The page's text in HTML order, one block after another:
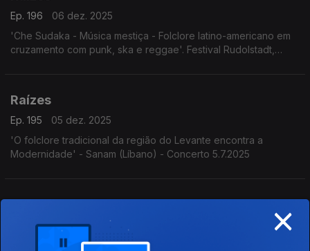
Ep. 196
06 dez. 2025
'Che Sudaka - Música mestiça - Folclore latino-americano em
cruzamento com punk, ska e reggae'. Festival Rudolstadt,
Raízes
Ep. 195
05 dez. 2025
'O folclore tradicional da região do Levante encontra a
Modernidade' - Sanam (Líbano) - Concerto 5.7.2025
Ep. 194
04 dez. 2025
Programa Acervo Origens, da autoria do violeiro e
×